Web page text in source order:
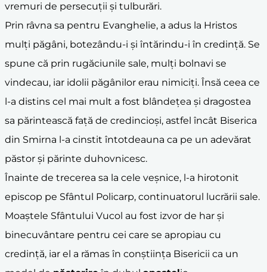
vremuri de persecuții și tulburări.
Prin râvna sa pentru Evanghelie, a adus la Hristos
mulți păgâni, botezându-i și întărindu-i în credință. Se
spune că prin rugăciunile sale, mulți bolnavi se
vindecau, iar idolii păgânilor erau nimiciți. Însă ceea ce
l-a distins cel mai mult a fost blândețea și dragostea
sa părintească față de credincioși, astfel încât Biserica
din Smirna l-a cinstit întotdeauna ca pe un adevărat
păstor și părinte duhovnicesc.
Înainte de trecerea sa la cele veșnice, l-a hirotonit
episcop pe Sfântul Policarp, continuatorul lucrării sale.
Moaștele Sfântului Vucol au fost izvor de har și
binecuvântare pentru cei care se apropiau cu
credință, iar el a rămas în conștiința Bisericii ca un